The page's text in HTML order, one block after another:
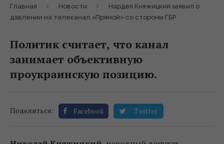
Главная Новости
Нардеп Княжицкий заявил о
давлении на телеканал «Прямой» со стороны ГБР
Политик считает, что канал
занимает объективную
проукраинскую позицию.
Поделиться: Facebook Twitter